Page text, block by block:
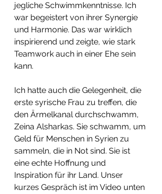
jegliche Schwimmkenntnisse. Ich
war begeistert von ihrer Synergie
und Harmonie. Das war wirklich
inspirierend und zeigte, wie stark
Teamwork auch in einer Ehe sein
kann.
Ich hatte auch die Gelegenheit, die
erste syrische Frau zu treffen, die
den Ärmelkanal durchschwamm,
Zeina Alsharkas. Sie schwamm, um
Geld für Menschen in Syrien zu
sammeln, die in Not sind. Sie ist
eine echte Hoffnung und
Inspiration für ihr Land. Unser
kurzes Gespräch ist im Video unten